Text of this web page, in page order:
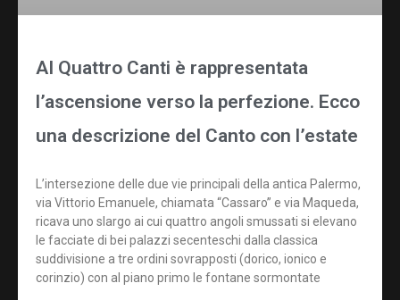
AI Quattro Canti è rappresentata
l’ascensione verso la perfezione. Ecco
una descrizione del Canto con l’estate
L’intersezione delle due vie principali della antica Palermo,
via Vittorio Emanuele, chiamata “Cassaro” e via Maqueda,
ricava uno slargo ai cui quattro angoli smussati si elevano
le facciate di bei palazzi secenteschi dalla classica
suddivisione a tre ordini sovrapposti (dorico, ionico e
corinzio) con al piano primo le fontane sormontate